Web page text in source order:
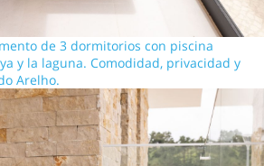
de 3 dormitorios con piscina
y la laguna. Comodidad, privacidad y
Arelho.